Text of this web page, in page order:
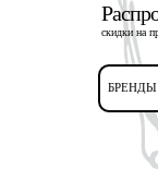
скидки на